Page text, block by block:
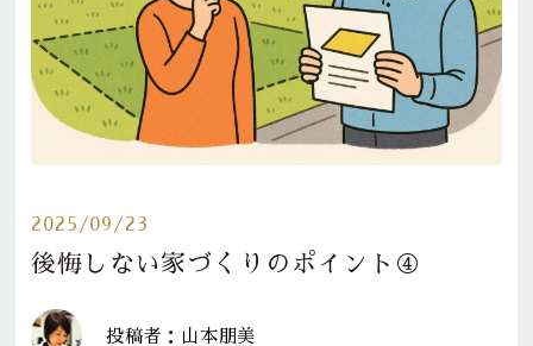
2025/09/23
後悔しない家づくりのポイント④
投稿者：山本朋美